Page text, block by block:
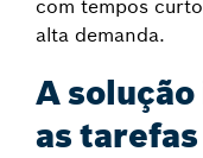
com tempos
alta demanda.
A
as